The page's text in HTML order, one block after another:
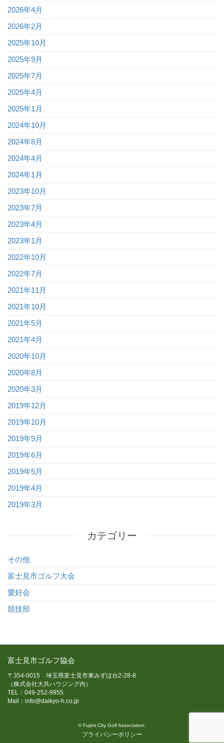
2026年4月
2026年2月
2025年10月
2025年9月
2025年7月
2025年4月
2025年1月
2024年10月
2024年8月
2024年4月
2024年1月
2023年10月
2023年7月
2023年4月
2023年1月
2022年10月
2022年7月
2021年11月
2021年10月
2021年5月
2021年4月
2020年10月
2020年8月
2020年3月
2019年12月
2019年10月
2019年9月
2019年6月
2019年5月
2019年4月
2019年3月
カテゴリー
その他
富士見市ゴルフ大会
愛好会
競技部
富士見市ゴルフ協会
〒354-0015 埼玉県富士見市東みずほ台2-28-8
（株式会社大共ハウジング内）
TEL： 049-252-9955
Mail： info@daikyo-h.co.jp
© Fujimi City Golf Association.
プライバシーポリシー